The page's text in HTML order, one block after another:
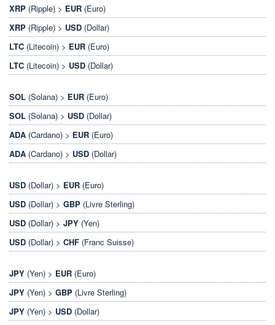
XRP (Ripple) > EUR (Euro)
XRP (Ripple) > USD (Dollar)
LTC (Litecoin) > EUR (Euro)
LTC (Litecoin) > USD (Dollar)
SOL (Solana) > EUR (Euro)
SOL (Solana) > USD (Dollar)
ADA (Cardano) > EUR (Euro)
ADA (Cardano) > USD (Dollar)
USD (Dollar) > EUR (Euro)
USD (Dollar) > GBP (Livre Sterling)
USD (Dollar) > JPY (Yen)
USD (Dollar) > CHF (Franc Suisse)
JPY (Yen) > EUR (Euro)
JPY (Yen) > GBP (Livre Sterling)
JPY (Yen) > USD (Dollar)